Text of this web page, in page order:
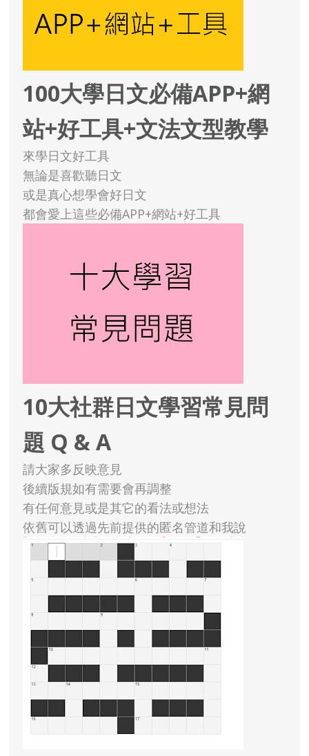
100大學日文必備APP+網
站+好工具+文法文型教學
來學日文好工具
無論是喜歡聽日文
或是真心想學會好日文
都會愛上這些必備APP+網站+好工具
10大社群日文學習常見問
題 Q & A
請大家多反映意見
後續版規如有需要會再調整
有任何意見或是其它的看法或想法
依舊可以透過先前提供的匿名管道和我說